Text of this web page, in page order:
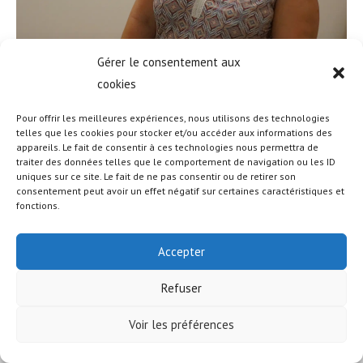
Gérer le consentement aux
cookies
Pour offrir les meilleures expériences, nous utilisons des technologies
telles que les cookies pour stocker et/ou accéder aux informations des
appareils. Le fait de consentir à ces technologies nous permettra de
traiter des données telles que le comportement de navigation ou les ID
uniques sur ce site. Le fait de ne pas consentir ou de retirer son
consentement peut avoir un effet négatif sur certaines caractéristiques et
fonctions.
Accepter
Refuser
Voir les préférences
© COPYRIGHT - OCEANWP THEME BY NICK